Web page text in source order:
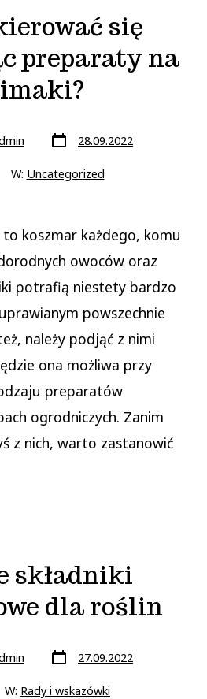
się
preparaty na
Data
wpisu28.09.2022
W: Uncategorized
koszmar każdego, komu
owoców oraz
potrafią niestety bardzo
powszechnie
należy podjąć z nimi
ona możliwa przy
preparatów
ogrodniczych. Zanim
z nich, warto zastanowić
składniki
dla roślin
Data
wpisu27.09.2022
W: Rady i wskazówki